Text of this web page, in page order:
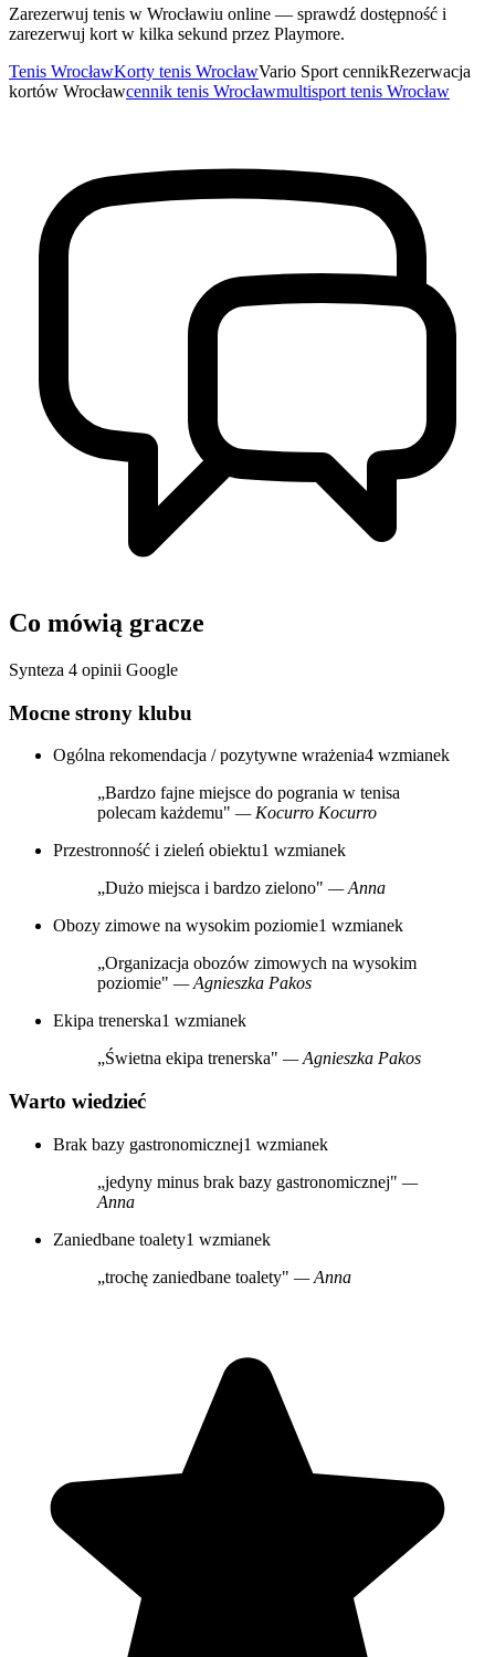
Zarezerwuj tenis w Wrocławiu online — sprawdź dostępność i
zarezerwuj kort w kilka sekund przez Playmore.
Tenis WrocławKorty tenis WrocławVario Sport cennikRezerwacja
kortów Wrocławcennik tenis Wrocławmultisport tenis Wrocław
Co mówią gracze
Synteza 4 opinii Google
Mocne strony klubu
Ogólna rekomendacja / pozytywne wrażenia4 wzmianek
„Bardzo fajne miejsce do pogrania w tenisa
polecam każdemu" — Kocurro Kocurro
Przestronność i zieleń obiektu1 wzmianek
„Dużo miejsca i bardzo zielono" — Anna
Obozy zimowe na wysokim poziomie1 wzmianek
„Organizacja obozów zimowych na wysokim
poziomie" — Agnieszka Pakos
Ekipa trenerska1 wzmianek
„Świetna ekipa trenerska" — Agnieszka Pakos
Warto wiedzieć
Brak bazy gastronomicznej1 wzmianek
„jedyny minus brak bazy gastronomicznej" —
Anna
Zaniedbane toalety1 wzmianek
„trochę zaniedbane toalety" — Anna